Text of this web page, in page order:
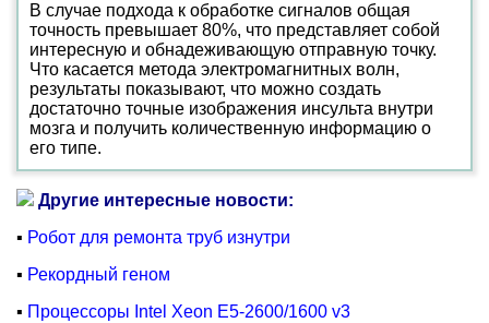
В случае подхода к обработке сигналов общая
точность превышает 80%, что представляет собой
интересную и обнадеживающую отправную точку.
Что касается метода электромагнитных волн,
результаты показывают, что можно создать
достаточно точные изображения инсульта внутри
мозга и получить количественную информацию о
его типе.
Другие интересные новости:
▪ Робот для ремонта труб изнутри
▪ Рекордный геном
▪ Процессоры Intel Xeon E5-2600/1600 v3